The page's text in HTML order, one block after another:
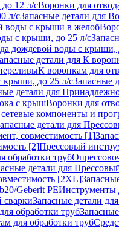
12 л/сВоронки для
л/сЗапасные детали для
воды с крыши в желоб
с крыши, до 25 л/с
дождевой воды с крыши,
детали для К
К воронкам для
крыши, до 25 л/сЗапасные
детали для
с крышВоронки для
компоненты и
детали для
совместимость [1]
[2]Прессовый
обработки труб
детали для
[2XL]
Geberit PEИнструменты
сваркиЗапасные детали
обработки труб
для обработки труб